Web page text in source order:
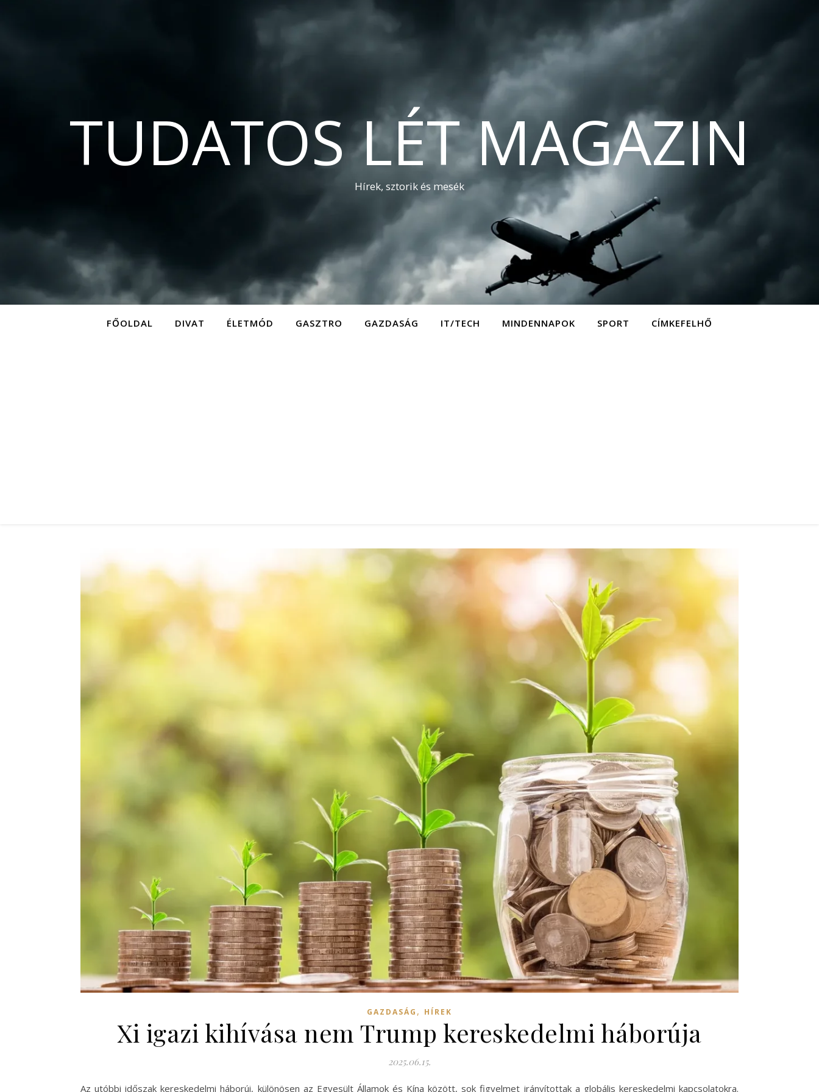
TUDATOS LÉT MAGAZIN
Hírek, sztorik és mesék
FŐOLDAL DIVAT ÉLETMÓD GASZTRO GAZDASÁG IT/TECH MINDENNAPOK SPORT CÍMKEFELHŐ
GAZDASÁG , HÍREK
Xi igazi kihívása nem Trump kereskedelmi háborúja
2025.06.15.
Az utóbbi időszak kereskedelmi háborúi, különösen az Egyesült Államok és Kína között, sok figyelmet irányítottak a globális kereskedelmi kapcsolatokra.